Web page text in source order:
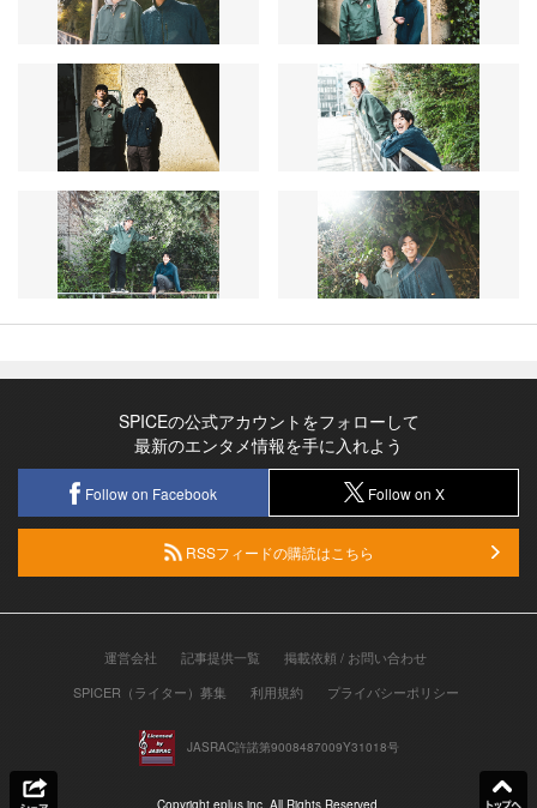
SPICEの公式アカウントをフォローして
最新のエンタメ情報を手に入れよう
Follow on Facebook Follow on X
RSSフィードの購読はこちら
運営会社 記事提供一覧
掲載依頼 / お問い合わせ
SPICER（ライター）募集
利用規約 プライバシーポリシー
JASRAC許諾第9008487009Y31018号
Copyright eplus inc. All Rights Reserved.